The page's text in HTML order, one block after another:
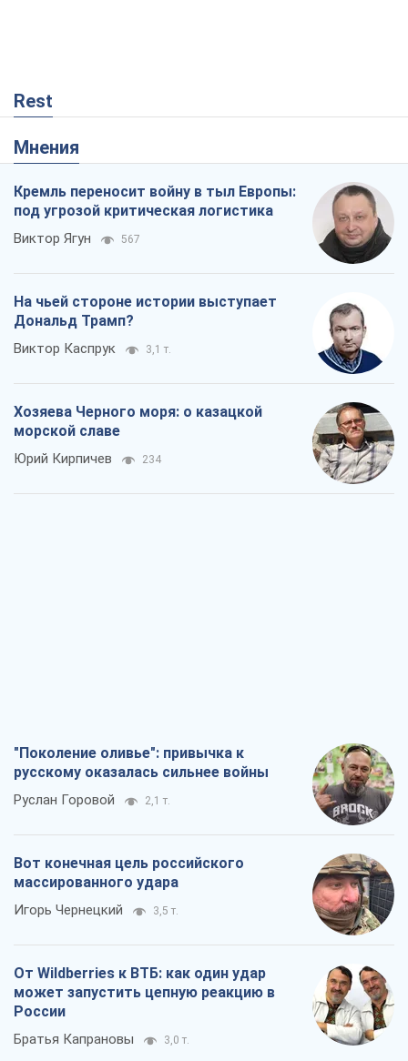
Rest
Мнения
Кремль переносит войну в тыл Европы:
под угрозой критическая логистика
Виктор Ягун 567
На чьей стороне истории выступает
Дональд Трамп?
Виктор Каспрук 3,1 т.
Хозяева Черного моря: о казацкой
морской славе
Юрий Кирпичев 234
"Поколение оливье": привычка к
русскому оказалась сильнее войны
Руслан Горовой 2,1 т.
Вот конечная цель российского
массированного удара
Игорь Чернецкий 3,5 т.
От Wildberries к ВТБ: как один удар
может запустить цепную реакцию в
России
Братья Капрановы 3,0 т.